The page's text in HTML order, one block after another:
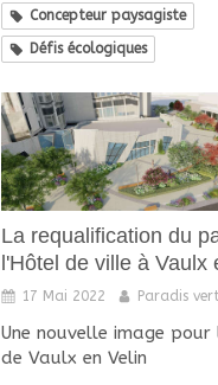
Concepteur paysagiste
Défis écologiques
La requalification du
l'Hôtel de ville à Vaulx
17 Mai 2022 Paradis vert
Une nouvelle image
de Vaulx en Velin